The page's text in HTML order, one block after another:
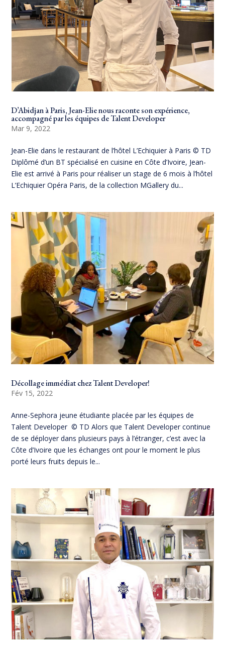
D’Abidjan à Paris, Jean-Elie nous raconte son expérience,
accompagné par les équipes de Talent Developer
Mar 9, 2022
Jean-Elie dans le restaurant de l’hôtel L’Echiquier à Paris © TD
Diplômé d’un BT spécialisé en cuisine en Côte d’Ivoire, Jean-
Elie est arrivé à Paris pour réaliser un stage de 6 mois à l’hôtel
L’Echiquier Opéra Paris, de la collection MGallery du...
Décollage immédiat chez Talent Developer!
Fév 15, 2022
Anne-Sephora jeune étudiante placée par les équipes de
Talent Developer © TD Alors que Talent Developer continue
de se déployer dans plusieurs pays à l’étranger, c’est avec la
Côte d’Ivoire que les échanges ont pour le moment le plus
porté leurs fruits depuis le...